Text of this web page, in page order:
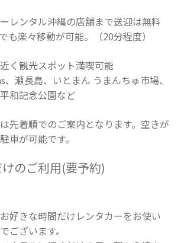
レンタル沖縄の店舗まで送迎は無料
も楽々移動が可能。（20分程度）
く観光スポット満喫可能
瀬長島、いとまん うまんちゅ市場、
和記念公園など
先着順でのご案内となります。空きが
車が可能です。
のご利用(要予約)
好きな時間だけレンタカーをお使い
ございます。